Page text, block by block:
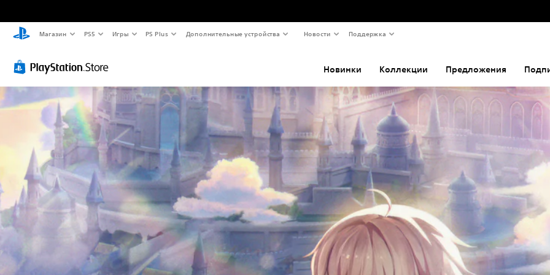
Магазин PS5 Игры PS Plus Дополнительные устройства Новости Поддержка
Новинки Коллекции Предложения